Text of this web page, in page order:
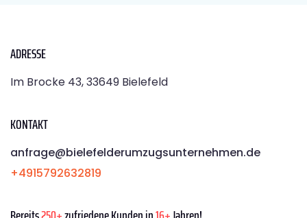
ADRESSE
Im Brocke 43, 33649 Bielefeld
KONTAKT
anfrage@bielefelderumzugsunternehmen.de
+4915792632819